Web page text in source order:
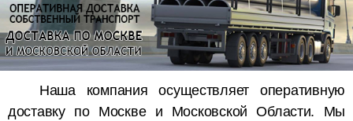
Наша компания осуществляет оперативную
доставку по Москве и Московской Области. Мы